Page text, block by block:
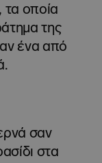
τα οποία
της
ένα από
σαν
στα